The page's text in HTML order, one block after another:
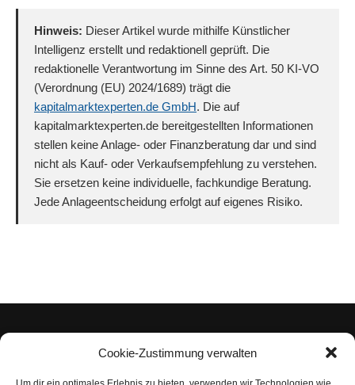
Cookie-Zustimmung verwalten
Hinweis: Dieser Artikel wurde mithilfe Künstlicher
Intelligenz erstellt und redaktionell geprüft. Die
redaktionelle Verantwortung im Sinne des Art. 50 KI-VO
(Verordnung (EU) 2024/1689) trägt die
kapitalmarktexperten.de GmbH. Die auf
kapitalmarktexperten.de bereitgestellten Informationen
stellen keine Anlage- oder Finanzberatung dar und sind
nicht als Kauf- oder Verkaufsempfehlung zu verstehen.
Sie ersetzen keine individuelle, fachkundige Beratung.
Jede Anlageentscheidung erfolgt auf eigenes Risiko.